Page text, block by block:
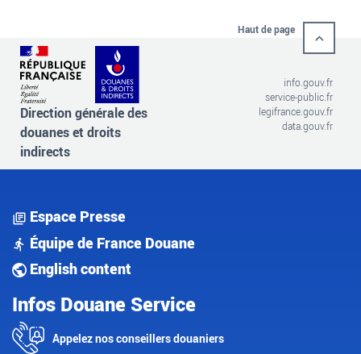
Haut de page
Direction générale des
douanes et droits
indirects
info.gouv.fr
service-public.fr
legifrance.gouv.fr
data.gouv.fr
Espace Presse
Équipe de France Douane
English content
Infos Douane Service
Appelez nos conseillers douaniers